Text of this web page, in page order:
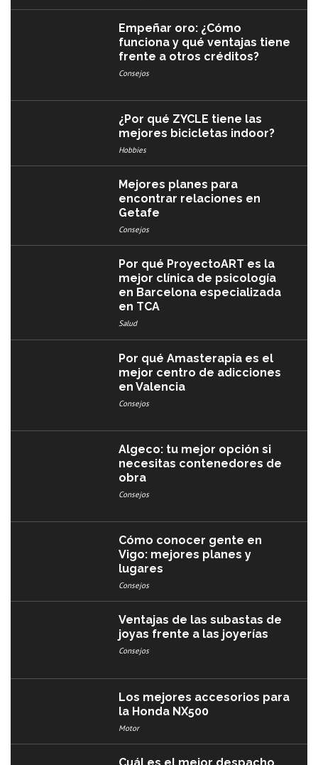
Empeñar oro: ¿Cómo
funciona y qué ventajas tiene
frente a otros créditos?
Consejos
¿Por qué ZYCLE tiene las
mejores bicicletas indoor?
Hobbies
Mejores planes para
encontrar relaciones en
Getafe
Consejos
Por qué ProyectoART es la
mejor clínica de psicología
en Barcelona especializada
en TCA
Salud
Por qué Amasterapia es el
mejor centro de adicciones
en Valencia
Consejos
Algeco: tu mejor opción si
necesitas contenedores de
obra
Consejos
Cómo conocer gente en
Vigo: mejores planes y
lugares
Consejos
Ventajas de las subastas de
joyas frente a las joyerías
Consejos
Los mejores accesorios para
la Honda NX500
Motor